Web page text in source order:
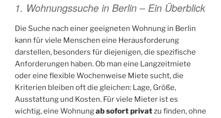
1. Wohnungssuche in Berlin – Ein Überblick
Die Suche nach einer geeigneten Wohnung in Berlin
kann für viele Menschen eine Herausforderung
darstellen, besonders für diejenigen, die spezifische
Anforderungen haben. Ob man eine Langzeitmiete
oder eine flexible Wochenweise Miete sucht, die
Kriterien bleiben oft die gleichen: Lage, Größe,
Ausstattung und Kosten. Für viele Mieter ist es
wichtig, eine Wohnungab sofort privatzu finden, ohne